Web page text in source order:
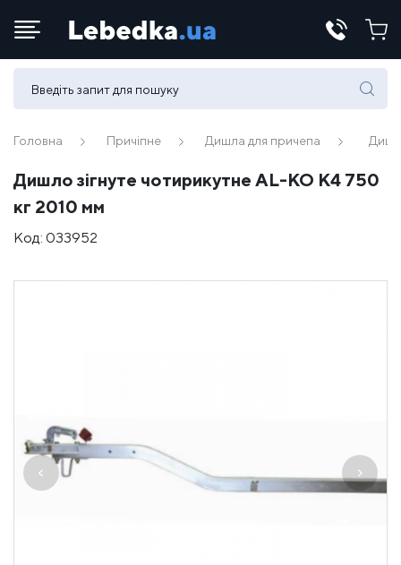
Телефони:
(067) 430 82-15
E-mail:
Головна Причіпне Дишла для причепа
Дишло зігнуте чотирикутне AL-KO К4 750
кг 2010 мм
Код: 033952